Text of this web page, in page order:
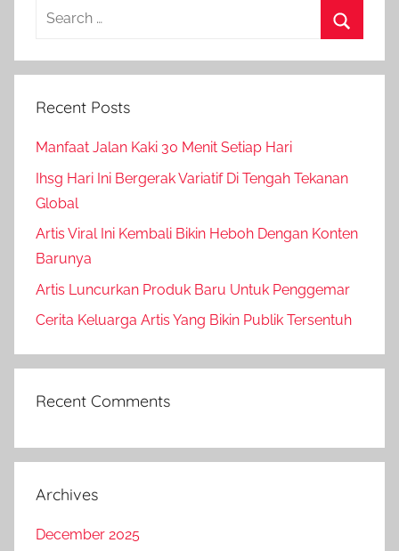
Search
Recent Posts
Manfaat Jalan Kaki 30 Menit Setiap Hari
Ihsg Hari Ini Bergerak Variatif Di Tengah Tekanan
Global
Artis Viral Ini Kembali Bikin Heboh Dengan Konten
Barunya
Artis Luncurkan Produk Baru Untuk Penggemar
Cerita Keluarga Artis Yang Bikin Publik Tersentuh
Recent Comments
Archives
December 2025